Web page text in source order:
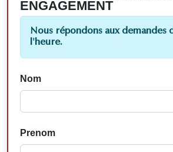
ENGAGEMENT
Nous répondons aux demandes
l'heure.
Nom
Prenom